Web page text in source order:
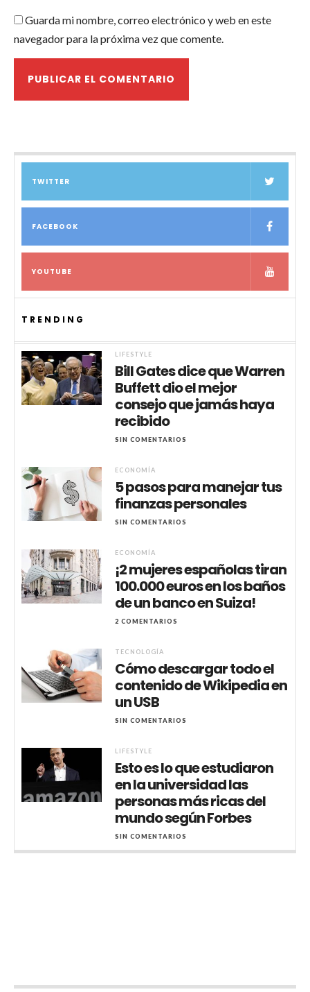
Guarda mi nombre, correo electrónico y web en este
navegador para la próxima vez que comente.
TWITTER
FACEBOOK
YOUTUBE
TRENDING
LIFESTYLE
Bill Gates dice que Warren
Buffett dio el mejor
consejo que jamás haya
recibido
SIN COMENTARIOS
ECONOMÍA
5 pasos para manejar tus
finanzas personales
SIN COMENTARIOS
ECONOMÍA
¡2 mujeres españolas tiran
100.000 euros en los baños
de un banco en Suiza!
2 COMENTARIOS
TECNOLOGÍA
Cómo descargar todo el
contenido de Wikipedia en
un USB
SIN COMENTARIOS
LIFESTYLE
Esto es lo que estudiaron
en la universidad las
personas más ricas del
mundo según Forbes
SIN COMENTARIOS